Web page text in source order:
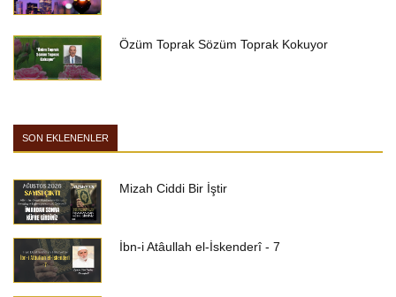
Özüm Toprak Sözüm Toprak Kokuyor
SON EKLENENLER
Mizah Ciddi Bir İştir
İbn-i Atâullah el-İskenderî - 7